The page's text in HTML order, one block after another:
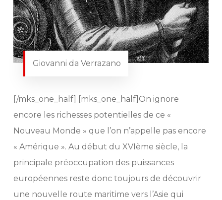
Giovanni da Verrazano
[/mks_one_half] [mks_one_half]On ignore
encore les richesses potentielles de ce «
Nouveau Monde » que l’on n’appelle pas encore
« Amérique ». Au début du XVIème siècle, la
principale préoccupation des puissances
européennes reste donc toujours de découvrir
une nouvelle route maritime vers l’Asie qui